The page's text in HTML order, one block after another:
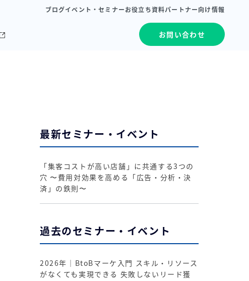
ブログイベント・セミナーお役立ち資料パートナー向け情報
お問い合わせ
最新セミナー・イベント
「集客コストが高い店舗」に共通する3つの
穴 〜費用対効果を高める「広告・分析・決
済」の鉄則〜
過去のセミナー・イベント
2026年｜BtoBマーケ入門 スキル・リソース
がなくても実現できる 失敗しないリード獲